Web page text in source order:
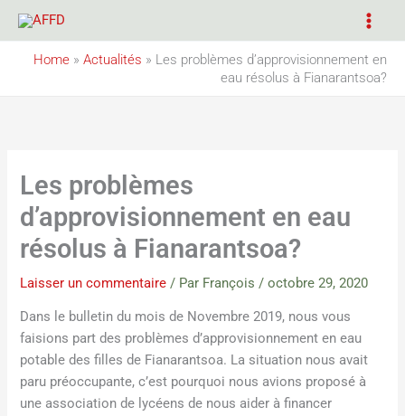
Aller
contenuHome » Actualités » Les problèmes d’approvisionnement en
eau résolus à Fianarantsoa?
Les problèmes
d’approvisionnement en eau
résolus à Fianarantsoa?
Laisser un commentaire / Par François /octobre 29, 2020
Dans le bulletin du mois de Novembre 2019, nous vous
faisions part des problèmes d’approvisionnement en eau
potable des filles de Fianarantsoa. La situation nous avait
paru préoccupante, c’est pourquoi nous avions proposé à
une association de lycéens de nous aider à financer